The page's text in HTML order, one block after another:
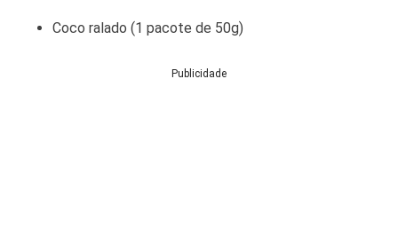
Coco ralado (1 pacote de 50g)
Publicidade